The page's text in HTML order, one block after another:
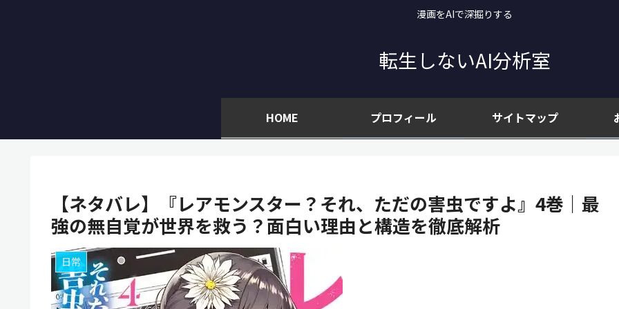
漫画をAIで深掘りする
転生しないAI分析室
HOME プロフィール サイトマップ
【ネタバレ】『レアモンスター？それ、ただの害虫ですよ』4巻｜最
強の無自覚が世界を救う？面白い理由と構造を徹底解析
日常